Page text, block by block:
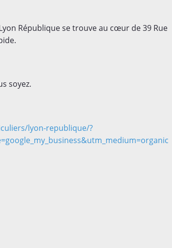
République se trouve au cœur de 39 Rue
soyez.
lyon-republique/?